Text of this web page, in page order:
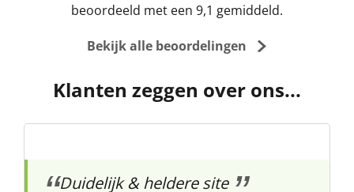
beoordeeld met een 9,1 gemiddeld.
Bekijk alle beoordelingen
Klanten zeggen over ons...
Duidelijk & heldere site